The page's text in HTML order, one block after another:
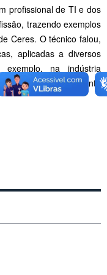
profissional de TI e dos
trazendo exemplos
Ceres. O técnico falou,
aplicadas a diversos
na indústria
no desenvolvimento